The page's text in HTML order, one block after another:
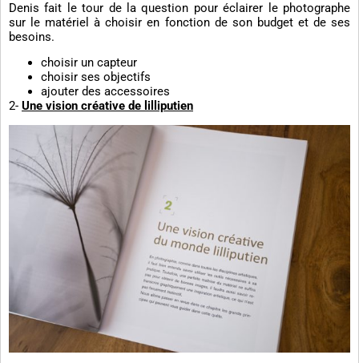
Denis fait le tour de la question pour éclairer le photographe
sur le matériel à choisir en fonction de son budget et de ses
besoins.
choisir un capteur
choisir ses objectifs
ajouter des accessoires
2- Une vision créative de lilliputien